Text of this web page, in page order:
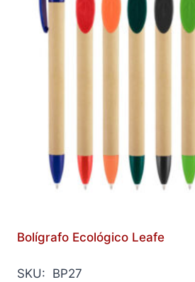
Bolígrafo Ecológico Leafe
SKU: BP27